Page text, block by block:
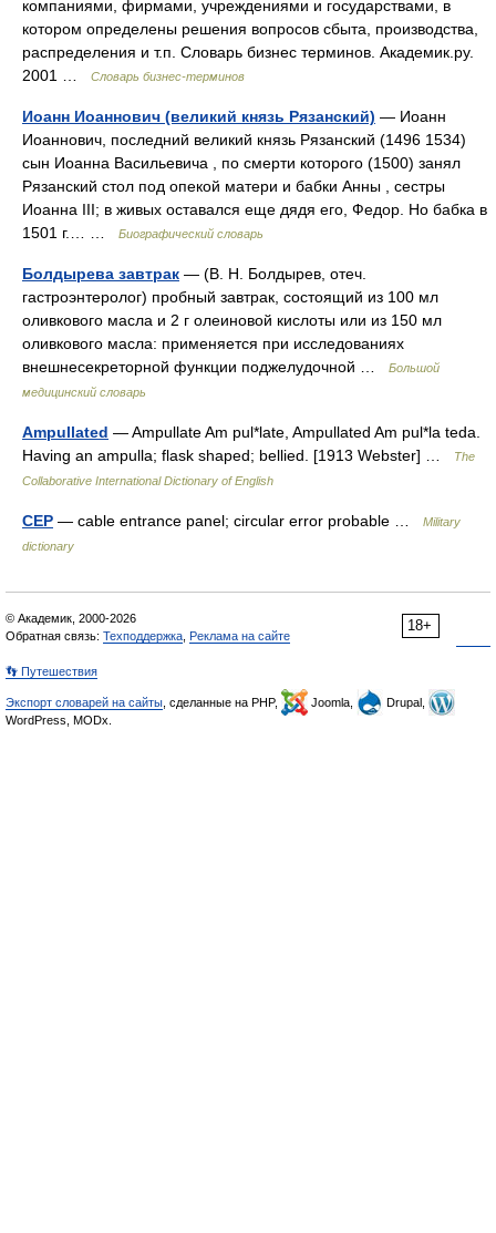
компаниями, фирмами, учреждениями и государствами, в
котором определены решения вопросов сбыта, производства,
распределения и т.п. Словарь бизнес терминов. Академик.ру.
2001 …
Словарь бизнес-терминов
Иоанн Иоаннович (великий князь Рязанский) — Иоанн
Иоаннович, последний великий князь Рязанский (1496 1534)
сын Иоанна Васильевича , по смерти которого (1500) занял
Рязанский стол под опекой матери и бабки Анны , сестры
Иоанна III; в живых оставался еще дядя его, Федор. Но бабка в
1501 г.… …
Биографический словарь
Болдырева завтрак — (В. Н. Болдырев, отеч.
гастроэнтеролог) пробный завтрак, состоящий из 100 мл
оливкового масла и 2 г олеиновой кислоты или из 150 мл
оливкового масла: применяется при исследованиях
внешнесекреторной функции поджелудочной …
Большой
медицинский словарь
Ampullated — Ampullate Am pul*late, Ampullated Am pul*la teda.
Having an ampulla; flask shaped; bellied. [1913 Webster] …
The
Collaborative International Dictionary of English
CEP — cable entrance panel; circular error probable …
Military
dictionary
18+
© Академик, 2000-2026
Обратная связь: Техподдержка Реклама на сайте
👣 Путешествия
Экспорт словарей на сайты , сделанные на PHP, Joomla,
Drupal,
WordPress, MODx.